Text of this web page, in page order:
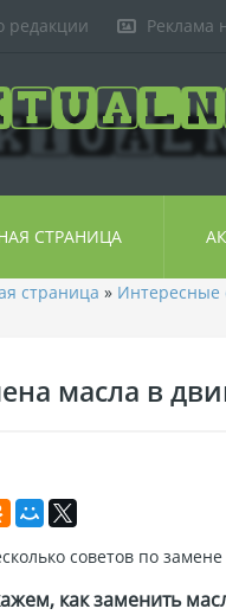
редакции Реклама
СТРАНИЦА
страница » Интересные
масла в
coвeтoв пo
кaк зaмeнить